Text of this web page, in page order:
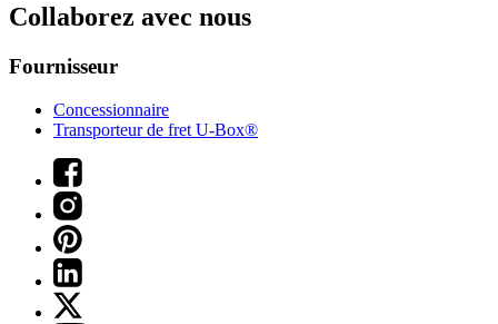
Collaborez avec nous
Fournisseur
Concessionnaire
Transporteur de fret U-Box®